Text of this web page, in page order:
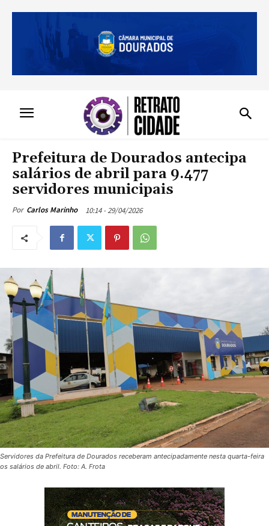
Prefeitura de Dourados antecipa
salários de abril para 9.477
servidores municipais
Por Carlos Marinho 10:14 - 29/04/2026
Servidores da Prefeitura de Dourados receberam antecipadamente nesta quarta-feira
os salários de abril. Foto: A. Frota